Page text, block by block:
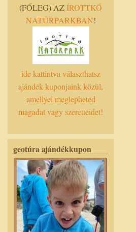
(FŐLEG) AZÍROTTKŐ
NATÚRPARKBAN!
ide kattintva választhatsz
ajándék kuponjaink közül,
amellyel meglepheted
magadat vagy szeretteidet!
geotúra ajándékkupon